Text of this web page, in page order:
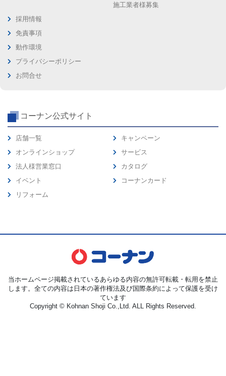
施工業者様募集
採用情報
免責事項
動作環境
プライバシーポリシー
お問合せ
コーナン公式サイト
店舗一覧
オンラインショップ
法人様営業窓口
イベント
リフォーム
キャンペーン
サービス
カタログ
コーナンカード
当ホームページ掲載されているあらゆる内容の無許可転載・転用を禁止
します。全ての内容は日本の著作権法及び国際条約によって保護を受け
ています
Copyright © Kohnan Shoji Co.,Ltd. ALL Rights Reserved.